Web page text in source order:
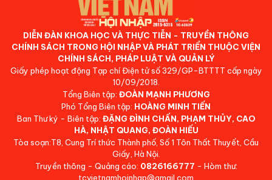
DIỄN ĐÀN KHOA HỌC VÀ THỰC TIỄN - TRUYỀN THÔNG
CHÍNH SÁCH TRONG HỘI NHẬP VÀ PHÁT TRIỂN THUỘC VIỆN
CHÍNH SÁCH, PHÁP LUẬT VÀ QUẢN LÝ
Giấy phép hoạt động Tạp chí Điện tử số 329/GP-BTTTT cấp ngày
10/09/2018.
Tổng Biên tập: ĐOÀN MẠNH PHƯƠNG
Phó Tổng Biên tập: HOÀNG MINH TIẾN
Ban Thư ký - Biên tập: ĐẶNG ĐÌNH CHẤN, PHẠM THỦY, CAO
HÀ, NHẬT QUANG, ĐOÀN HIẾU
Tòa soạn:T8, Cung Trí thức Thành phố, Số 1 Tôn Thất Thuyết, Cầu
Giấy, Hà Nội.
Truyền thông - Quảng cáo: 0826166777 - Hòm thư:
tcvietnamhoinhap@gmail.com